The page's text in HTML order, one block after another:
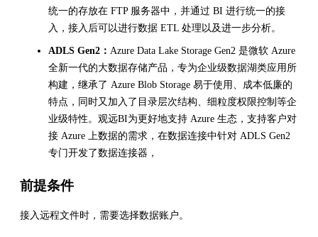
统一的存放在 FTP 服务器中，并通过 BI 进行统一的接
入，接入后可以进行数据 ETL 处理以及进一步分析。
ADLS Gen2： Azure Data Lake Storage Gen2 是微软 Azure
全新一代的大数据存储产品，专为企业级数据湖类应用所
构建，继承了 Azure Blob Storage 易于使用、成本低廉的
特点，同时又加入了目录层次结构、细粒度权限控制等企
业级特性。观远BI为更好地支持 Azure 生态，支持客户对
接 Azure 上数据的需求，在数据连接中针对 ADLS Gen2
专门开发了数据连接器，
前提条件
接入远程文件时，需要选择数据账户。